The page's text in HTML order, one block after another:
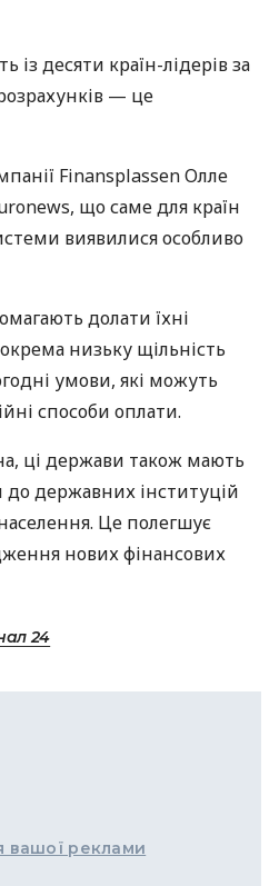
із десяти країн-лідерів за
— це
Finansplassen Олле
що саме для країн
виявилися особливо
долати їхні
низьку щільність
умови, які можуть
способи оплати.
ці держави також мають
до державних інституцій
Це полегшує
нових фінансових
24
вашої реклами